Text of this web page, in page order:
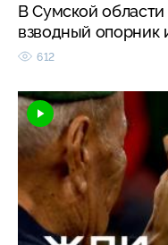
В Сумской
взводный
612